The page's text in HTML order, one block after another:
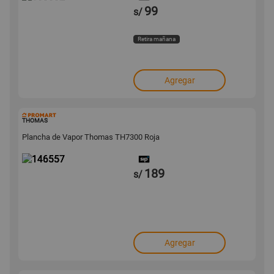
s/ 99
Retira mañana
Agregar
THOMAS
Plancha de Vapor Thomas TH7300 Roja
s/ 189
Agregar